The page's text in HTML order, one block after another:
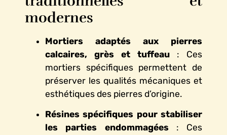
modernes
Mortiers adaptés aux pierres
calcaires, grès et tuffeau : Ces
mortiers spécifiques permettent de
préserver les qualités mécaniques et
esthétiques des pierres d’origine.
Résines spécifiques pour stabiliser
les parties endommagées: Ces